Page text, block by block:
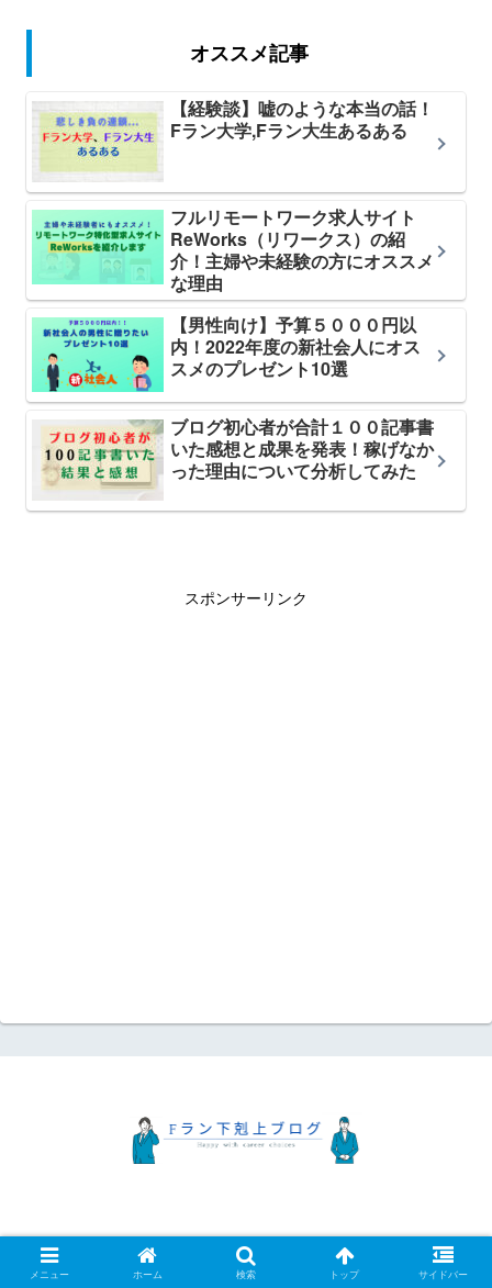
オススメ記事
【経験談】嘘のような本当の話！
Fラン大学,Fラン大生あるある
フルリモートワーク求人サイト
ReWorks（リワークス）の紹
介！主婦や未経験の方にオススメ
な理由
【男性向け】予算５０００円以
内！2022年度の新社会人にオス
スメのプレゼント10選
ブログ初心者が合計１００記事書
いた感想と成果を発表！稼げなか
った理由について分析してみた
スポンサーリンク
© 2021 Fラン下克上ブログ.
メニュー ホーム 検索 トップ サイドバー